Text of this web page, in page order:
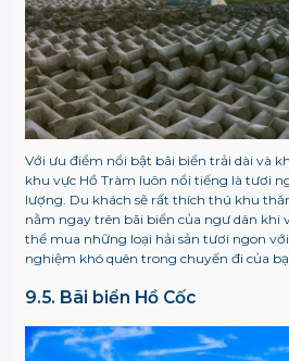
Với ưu điểm nổi bật bãi biển trải dài và
khu vực Hồ Tràm luôn nổi tiếng là tươi
lượng. Du khách sẽ rất thích thú khu
nằm ngay trên bãi biển của ngư dân khi
thể mua những loại hải sản tươi ngon
nghiệm khó quên trong chuyến đi của
9.5. Bãi biển Hồ Cốc